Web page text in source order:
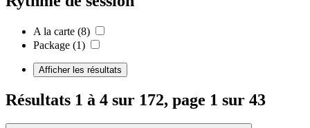
A la carte (8)
Package (1)
Afficher les résultats
Résultats 1 à 4 sur 172, page 1 sur 43